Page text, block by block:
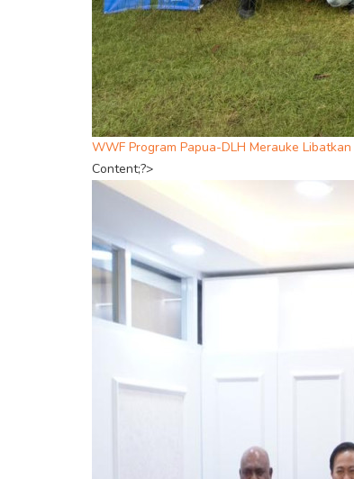
WWF Program Papua-DLH Merauke
Content;?>